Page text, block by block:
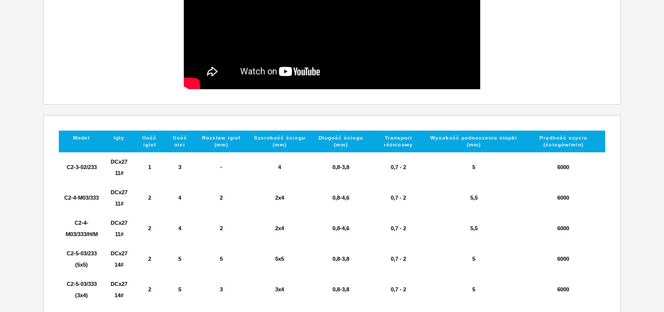
Model Igły
Ilość
igieł
Ilość
nici
Rozstaw igieł
(mm)
Szerokość ściegu
(mm)
Długość ściegu
(mm)
Transport
różnicowy
Wysokość podnoszenia stopki
(mm)
Prędkość szycia
(ściegów/min)
C2-3-02/233
DCx27
11#
1 3 - 4 0,8-3,8 0,7 - 2 5 6000
C2-4-M03/333
DCx27
11#
2 4 2 2x4 0,8-4,6 0,7 - 2 5,5 6000
C2-4-
M03/333/H/M
DCx27
11#
2 4 2 2x4 0,8-4,6 0,7 - 2 5,5 6000
C2-5-03/233
(5x5)
DCx27
14#
2 5 5 5x5 0,8-3,8 0,7 - 2 5 6000
C2-5-03/333
(3x4)
DCx27
14#
2 5 3 3x4 0,8-3,8 0,7 - 2 5 6000